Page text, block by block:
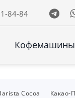
84-84
Кофемашины
Cocoa Какао-